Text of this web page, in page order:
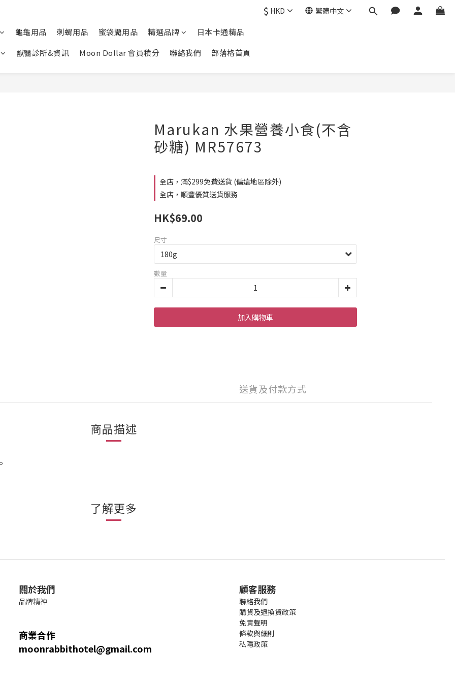
$ HKD 繁體中文
龜龜用品 刺蝟用品 蜜袋鼯用品 精選品牌
日本卡通精品
獸醫診所&資訊
Moon Dollar 會員積分 聯絡我們 部落格首頁
Marukan 水果營養小食(不含
砂糖) MR57673
全店，滿$299免費送貨 (偏遠地區除外)
全店，順豐優質送貨服務
HK$69.00
尺寸
數量
加入購物車
送貨及付款方式
商品描述
了解更多
關於我們
品牌精神
商業合作
moonrabbithotel@gmail.com
顧客服務
聯絡我們
購貨及退換貨政策
免責聲明
條款與細則
私隱政策